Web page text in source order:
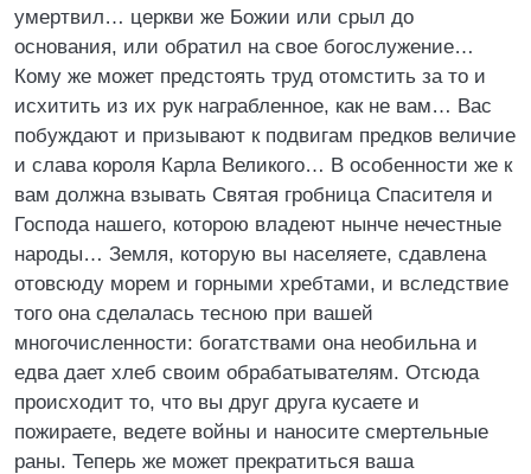
умертвил… церкви же Божии или срыл до
основания, или обратил на свое богослужение…
Кому же может предстоять труд отомстить за то и
исхитить из их рук награбленное, как не вам… Вас
побуждают и призывают к подвигам предков величие
и слава короля Карла Великого… В особенности же к
вам должна взывать Святая гробница Спасителя и
Господа нашего, которою владеют нынче нечестные
народы… Земля, которую вы населяете, сдавлена
отовсюду морем и горными хребтами, и вследствие
того она сделалась тесною при вашей
многочисленности: богатствами она необильна и
едва дает хлеб своим обрабатывателям. Отсюда
происходит то, что вы друг друга кусаете и
пожираете, ведете войны и наносите смертельные
раны. Теперь же может прекратиться ваша